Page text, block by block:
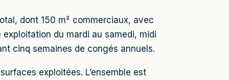
dont 150 m² commerciaux, avec
du mardi au samedi, midi
cinq semaines de congés annuels.
exploitées. L’ensemble est